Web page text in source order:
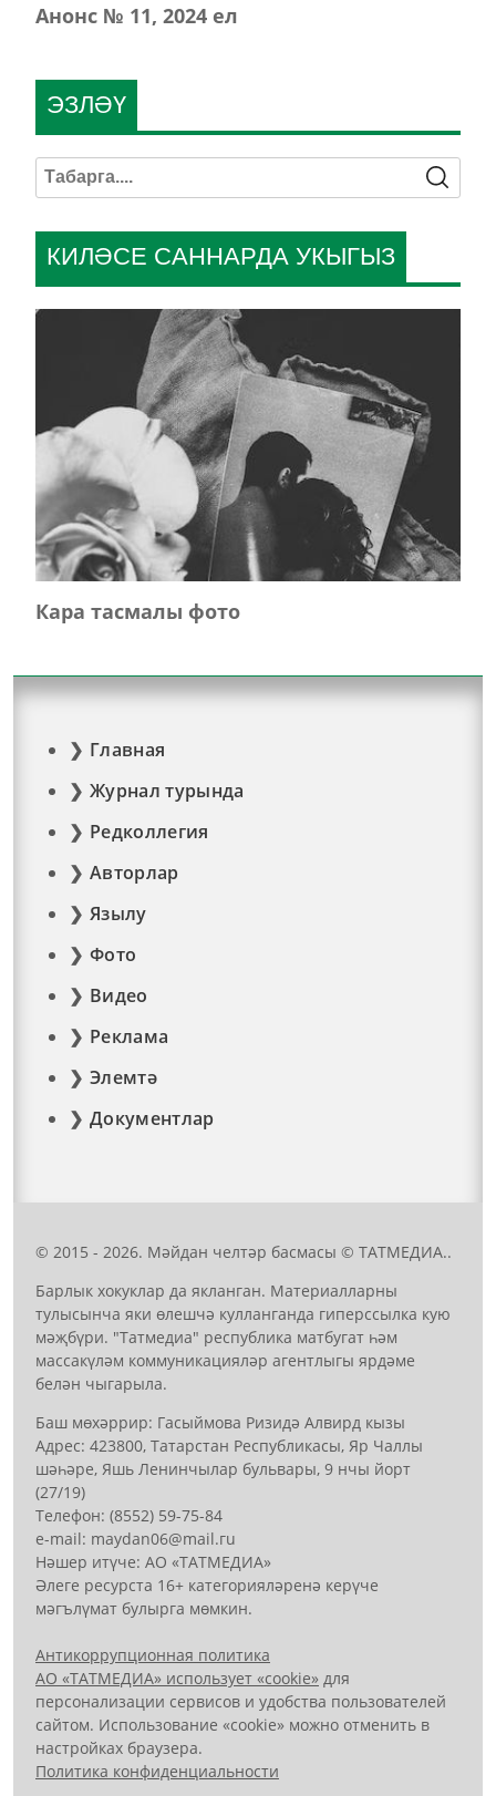
Анонс № 11, 2024 ел
КИЛӘСЕ САННАРДА УКЫГЫЗ
Кара тасмалы фото
ЭЗЛӘҮ
Главная
Журнал турында
Редколлегия
Авторлар
Язылу
Фото
Видео
Реклама
Элемтә
Документлар
© 2015 - 2026. Мәйдан челтәр басмасы © ТАТМЕДИА..
Барлык хокуклар да якланган. Материалларны
тулысынча яки өлешчә кулланганда гиперссылка кую
мәҗбүри. "Татмедиа" республика матбугат һәм
массакүләм коммуникацияләр агентлыгы ярдәме
белән чыгарыла.
Баш мөхәррир: Гасыймова Ризидә Алвирд кызы
Адрес: 423800, Татарстан Республикасы, Яр Чаллы
шәһәре, Яшь Ленинчылар бульвары, 9 нчы йорт
(27/19)
Телефон: (8552) 59-75-84
е-mail: mауdаn06@mail.гu
Нәшер итүче: АО «ТАТМЕДИА»
Әлеге ресурста 16+ категорияләренә керүче
мәгълүмат булырга мөмкин.
Антикоррупционная политика
АО «ТАТМЕДИА» использует «cookie» для
персонализации сервисов и удобства пользователей
сайтом. Использование «cookie» можно отменить в
настройках браузера.
Политика конфиденциальности